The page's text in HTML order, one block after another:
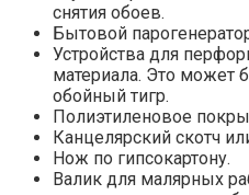
снятия обоев.
Бытовой
Устройства для
материала. Это может
обойный тигр.
Полиэтиленовое
Канцелярский скотч
Нож по гипсокартону.
Валик для малярных